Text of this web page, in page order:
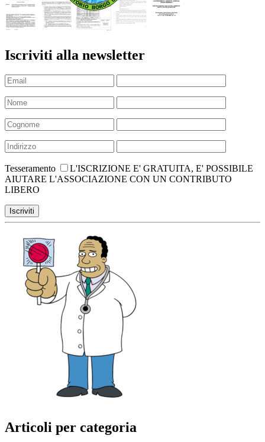
Iscriviti alla newsletter
Tesseramento
L'ISCRIZIONE E' GRATUITA, E' POSSIBILE
AIUTARE L'ASSOCIAZIONE CON UN CONTRIBUTO
LIBERO
Articoli per categoria